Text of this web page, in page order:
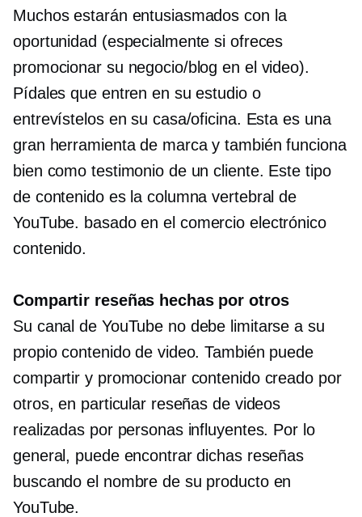
Muchos estarán entusiasmados con la
oportunidad (especialmente si ofreces
promocionar su negocio/blog en el video).
Pídales que entren en su estudio o
entrevístelos en su casa/oficina. Esta es una
gran herramienta de marca y también funciona
bien como testimonio de un cliente. Este tipo
de contenido es la columna vertebral de
YouTube. basado en el comercio electrónico
contenido.
Compartir reseñas hechas por otros
Su canal de YouTube no debe limitarse a su
propio contenido de video. También puede
compartir y promocionar contenido creado por
otros, en particular reseñas de videos
realizadas por personas influyentes. Por lo
general, puede encontrar dichas reseñas
buscando el nombre de su producto en
YouTube.